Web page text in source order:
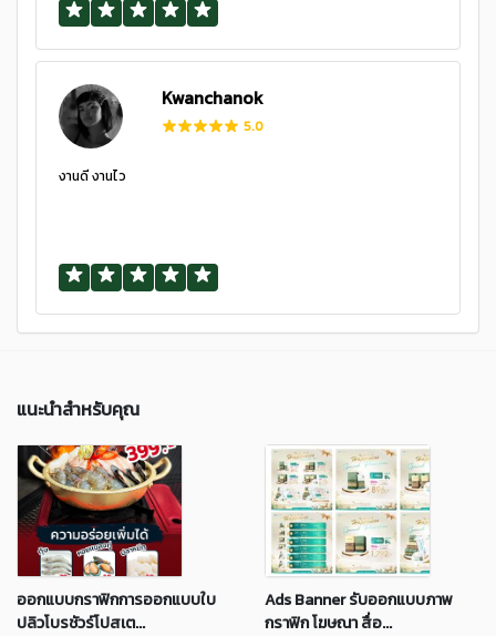
Kwanchanok
5.0
งานดี งานไว
แนะนำสำหรับคุณ
ออกแบบกราฟิกการออกแบบใบ
ปลิวโบรชัวร์โปสเต...
Ads Banner รับออกแบบภาพ
กราฟิก โฆษณา สื่อ...